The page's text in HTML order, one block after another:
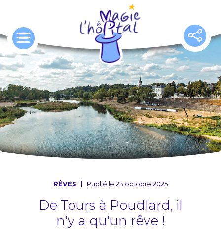
contenu
principal
RÊVES Publié le 23 octobre 2025
De Tours à Poudlard, il
n'y a qu'un rêve !